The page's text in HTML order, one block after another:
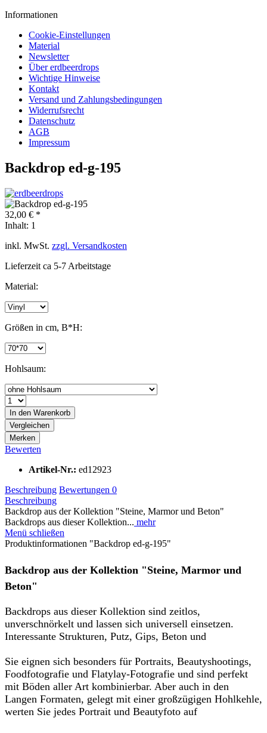
Informationen
Cookie-Einstellungen
Material
Newsletter
Über erdbeerdrops
Wichtige Hinweise
Kontakt
Versand und Zahlungsbedingungen
Widerrufsrecht
Datenschutz
AGB
Impressum
Backdrop ed-g-195
32,00 € *
Inhalt: 1
inkl. MwSt. zzgl. Versandkosten
Lieferzeit ca 5-7 Arbeitstage
Material:
Größen in cm, B*H:
Hohlsaum:
In den Warenkorb
Vergleichen
Merken
Bewerten
Artikel-Nr.: ed12923
Beschreibung Bewertungen 0
Beschreibung
Backdrop aus der Kollektion "Steine, Marmor und Beton"
Backdrops aus dieser Kollektion... mehr
Menü schließen
Produktinformationen "Backdrop ed-g-195"
Backdrop aus der Kollektion "Steine, Marmor und
Beton"
Backdrops aus dieser Kollektion sind zeitlos,
unverschnörkelt und lassen sich universell einsetzen.
Interessante Strukturen, Putz, Gips, Beton und
Sie eignen sich besonders für Portraits, Beautyshootings,
Foodfotografie und Flatylay-Fotografie und sind perfekt
mit Böden aller Art kombinierbar. Aber auch in den
Langen Formaten, gelegt mit einer großzügigen Hohlkehle,
werten Sie jedes Portrait und Beautyfoto auf